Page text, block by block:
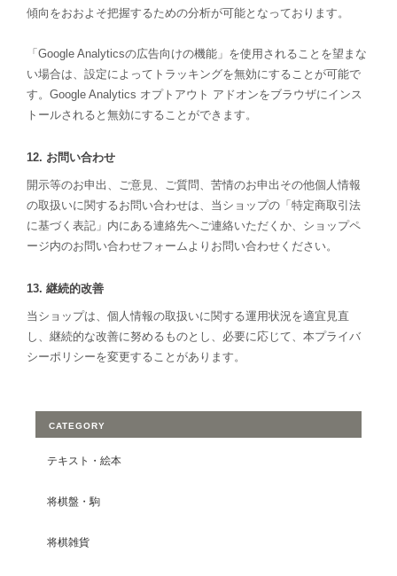
傾向をおおよそ把握するための分析が可能となっております。
「Google Analyticsの広告向けの機能」を使用されることを望まな
い場合は、設定によってトラッキングを無効にすることが可能で
す。Google Analytics オプトアウト アドオンをブラウザにインス
トールされると無効にすることができます。
12. お問い合わせ
開示等のお申出、ご意見、ご質問、苦情のお申出その他個人情報
の取扱いに関するお問い合わせは、当ショップの「特定商取引法
に基づく表記」内にある連絡先へご連絡いただくか、ショップペ
ージ内のお問い合わせフォームよりお問い合わせください。
13. 継続的改善
当ショップは、個人情報の取扱いに関する運用状況を適宜見直
し、継続的な改善に努めるものとし、必要に応じて、本プライバ
シーポリシーを変更することがあります。
CATEGORY
テキスト・絵本
将棋盤・駒
将棋雑貨